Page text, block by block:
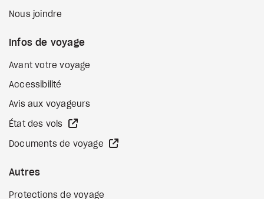
Nous joindre
Infos de voyage
Avant votre voyage
Accessibilité
Avis aux voyageurs
État des vols
Documents de voyage
Autres
Protections de voyage